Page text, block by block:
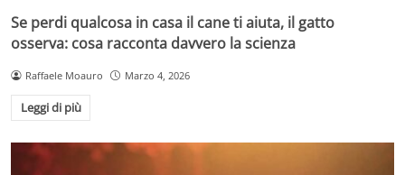
Se perdi qualcosa in casa il cane ti aiuta, il gatto
osserva: cosa racconta davvero la scienza
Raffaele Moauro Marzo 4, 2026
Leggi di più